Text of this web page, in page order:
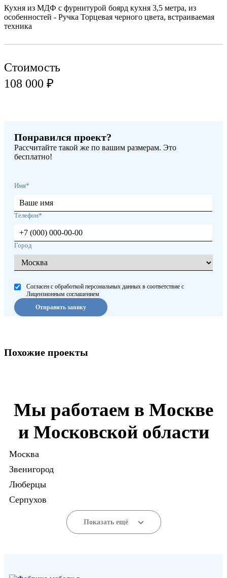
Кухня из МДФ с фурнитурой боярд кухня 3,5 метра, из
особенностей - Ручка Торцевая черного цвета, встраиваемая
техника
Стоимость
108 000 ₽
Понравился проект?
Рассчитайте такой же по вашим размерам. Это
бесплатно!
Имя*
Телефон*
Город
Согласен с обработкой персональных данных в соответствие с
Лицензионным соглашением
Отправить заявку
Похожие проекты
Мы работаем в Москве
и Московской области
Москва
Звенигород
Люберцы
Серпухов
Показать ещё